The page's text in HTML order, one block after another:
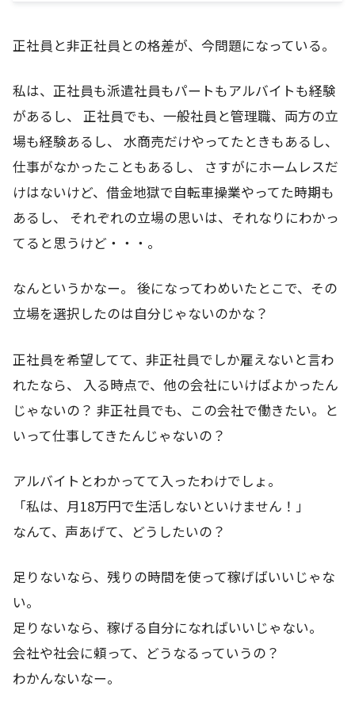
正社員と非正社員との格差が、今問題になっている。
私は、正社員も派遣社員もパートもアルバイトも経験
があるし、 正社員でも、一般社員と管理職、両方の立
場も経験あるし、 水商売だけやってたときもあるし、
仕事がなかったこともあるし、 さすがにホームレスだ
けはないけど、借金地獄で自転車操業やってた時期も
あるし、 それぞれの立場の思いは、それなりにわかっ
てると思うけど・・・。
なんというかなー。 後になってわめいたとこで、その
立場を選択したのは自分じゃないのかな？
正社員を希望してて、非正社員でしか雇えないと言わ
れたなら、 入る時点で、他の会社にいけばよかったん
じゃないの？ 非正社員でも、この会社で働きたい。と
いって仕事してきたんじゃないの？
アルバイトとわかってて入ったわけでしょ。
「私は、月18万円で生活しないといけません！」
なんて、声あげて、どうしたいの？
足りないなら、残りの時間を使って稼げばいいじゃな
い。
足りないなら、稼げる自分になればいいじゃない。
会社や社会に頼って、どうなるっていうの？
わかんないなー。